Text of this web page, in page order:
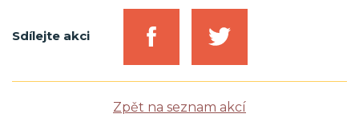
Sdílejte akci
Zpět na seznam akcí